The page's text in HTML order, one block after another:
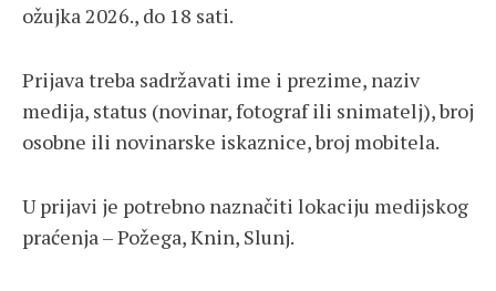
ožujka 2026., do 18 sati.
Prijava treba sadržavati ime i prezime, naziv
medija, status (novinar, fotograf ili snimatelj), broj
osobne ili novinarske iskaznice, broj mobitela.
U prijavi je potrebno naznačiti lokaciju medijskog
praćenja – Požega, Knin, Slunj.